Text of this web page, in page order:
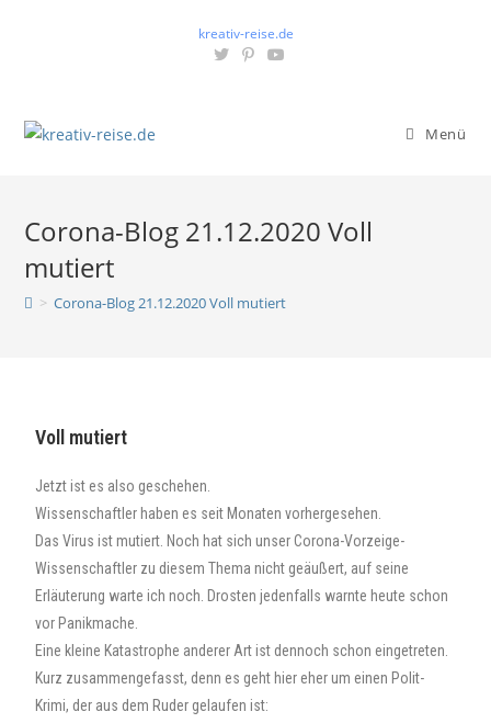
kreativ-reise.de
Menü
Corona-Blog 21.12.2020 Voll
mutiert
> Corona-Blog 21.12.2020 Voll mutiert
Voll mutiert
Jetzt ist es also geschehen.
Wissenschaftler haben es seit Monaten vorhergesehen.
Das Virus ist mutiert. Noch hat sich unser Corona-Vorzeige-
Wissenschaftler zu diesem Thema nicht geäußert, auf seine
Erläuterung warte ich noch. Drosten jedenfalls warnte heute schon
vor Panikmache.
Eine kleine Katastrophe anderer Art ist dennoch schon eingetreten.
Kurz zusammengefasst, denn es geht hier eher um einen Polit-
Krimi, der aus dem Ruder gelaufen ist: